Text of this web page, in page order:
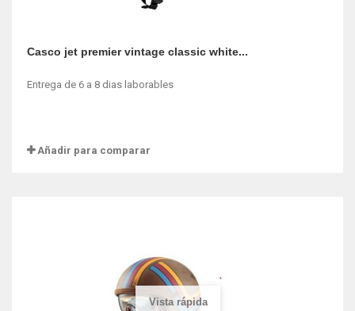
Casco jet premier vintage classic white...
Entrega de 6 a 8 dias laborables
Añadir para comparar
Vista rápida